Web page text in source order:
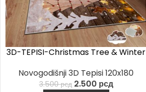
3D-TEPISI-Christmas Tree & Winter
Novogodišnji 3D Tepisi 120x180
3.500рсд 2.500 рсд